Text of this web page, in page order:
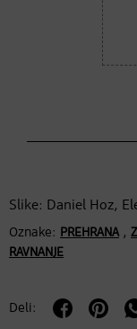
Slike: Daniel Hoz,
Oznake: PREHRANA,
RAVNANJE
Deli: